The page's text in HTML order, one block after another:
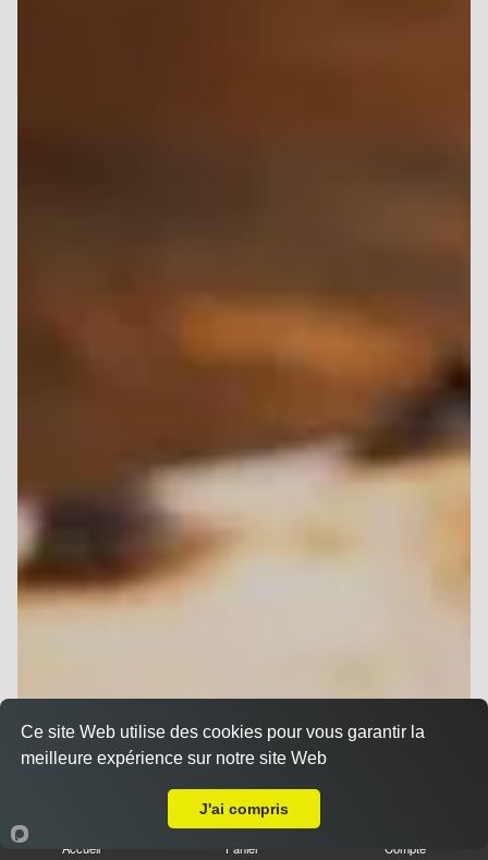
Accueil Panier Compte
Ce site Web utilise des cookies pour vous garantir la
meilleure expérience sur notre site Web
J'ai compris